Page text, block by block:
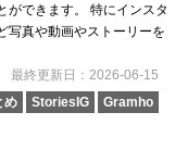
ができます。 特にインスタ
写真や動画やストーリーを
最終更新日：2026-06-15
め StoriesIG Gramho